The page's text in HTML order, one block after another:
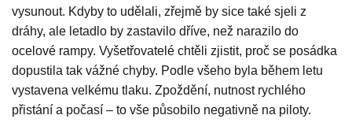
vysunout. Kdyby to udělali, zřejmě by sice také sjeli z
dráhy, ale letadlo by zastavilo dříve, než narazilo do
ocelové rampy. Vyšetřovatelé chtěli zjistit, proč se posádka
dopustila tak vážné chyby. Podle všeho byla během letu
vystavena velkému tlaku. Zpoždění, nutnost rychlého
přistání a počasí – to vše působilo negativně na piloty.